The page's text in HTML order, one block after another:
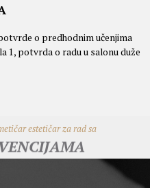
o predhodnim učenjima
1, potvrda o radu u salonu duže
estetičar za rad sa